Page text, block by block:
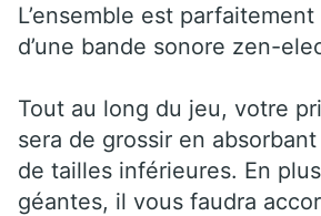
L’ensemble est
d’une bande sonore zen-
Tout au long du jeu, votre
sera de grossir en
de tailles inférieures. En
géantes, il vous faudra